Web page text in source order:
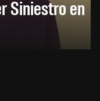
Siniestro en